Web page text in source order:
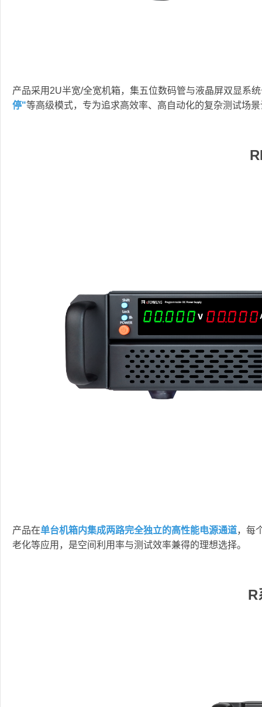
产品采用2U半宽/全宽机箱，集五位数码管与液晶屏双显系
停"等高级模式，专为追求高效率、高自动化的复杂测试场
产品在单台机箱内集成两路完全独立的高性能电源通道，每
老化等应用，是空间利用率与测试效率兼得的理想选择。
R